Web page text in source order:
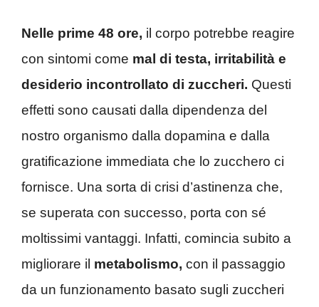
Nelle prime 48 ore, il corpo potrebbe reagire
con sintomi come mal di testa, irritabilità e
desiderio incontrollato di zuccheri. Questi
effetti sono causati dalla dipendenza del
nostro organismo dalla dopamina e dalla
gratificazione immediata che lo zucchero ci
fornisce. Una sorta di crisi d’astinenza che,
se superata con successo, porta con sé
moltissimi vantaggi. Infatti, comincia subito a
migliorare il metabolismo, con il passaggio
da un funzionamento basato sugli zuccheri